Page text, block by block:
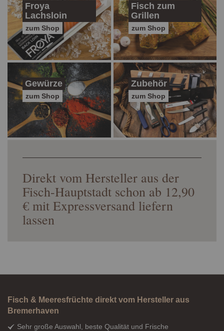
Froya
Lachsloin
zum Shop
Fisch zum
Grillen
zum Shop
Gewürze
zum Shop
Zubehör
zum Shop
Direkt vom Hersteller aus der
Fisch-Hauptstadt schon ab 12,90
€ mit Expressversand liefern
lassen
Fisch & Meeresfrüchte direkt vom Hersteller aus
Bremerhaven
Sehr große Auswahl, beste Qualität und Frische